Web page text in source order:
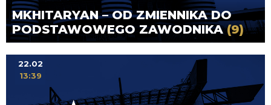
MKHITARYAN – OD ZMIENNIKA DO
PODSTAWOWEGO ZAWODNIKA(9)
22.02
13:39